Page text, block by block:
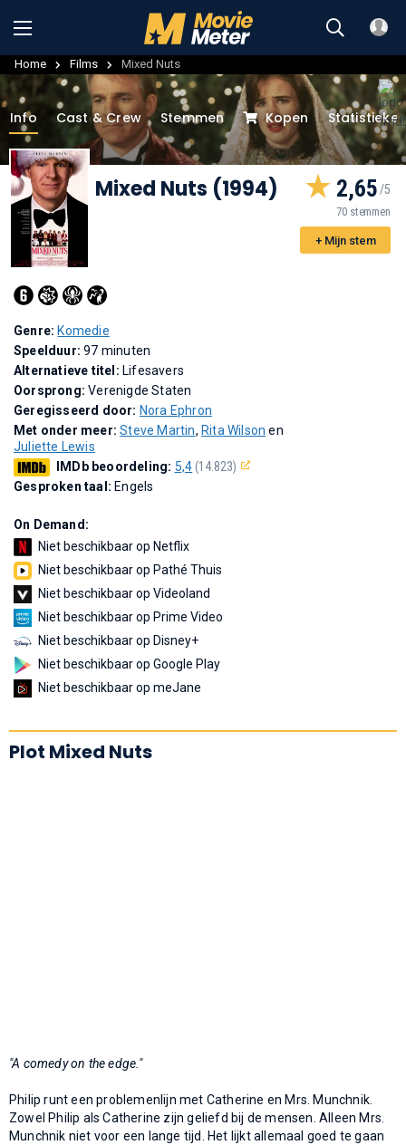
Home Films Mixed Nuts
Info Cast & Crew Stemmen Kopen
Mixed Nuts (1994) 2,65
70 stemmen
+ Mijn stem
Genre: Komedie
Speelduur:97 minuten
Alternatieve titel: Lifesavers
Oorsprong:Verenigde Staten
Geregisseerd door: Nora Ephron
Met onder meer:Steve Martin, Rita Wilson en
Juliette Lewis
IMDb beoordeling: 5,4(14.823)
Gesproken taal: Engels
On Demand:
Niet beschikbaar op Netflix
Niet beschikbaar op Pathé Thuis
Niet beschikbaar op Videoland
Niet beschikbaar op Prime Video
Niet beschikbaar op Disney+
Niet beschikbaar op Google Play
Niet beschikbaar op meJane
Plot Mixed Nuts
"A comedy on the edge."
Philip runt een problemenlijn met Catherine en Mrs. Munchnik.
Zowel Philip als Catherine zijn geliefd bij de mensen. Alleen Mrs.
Munchnik niet voor een lange tijd. Het lijkt allemaal goed te gaan